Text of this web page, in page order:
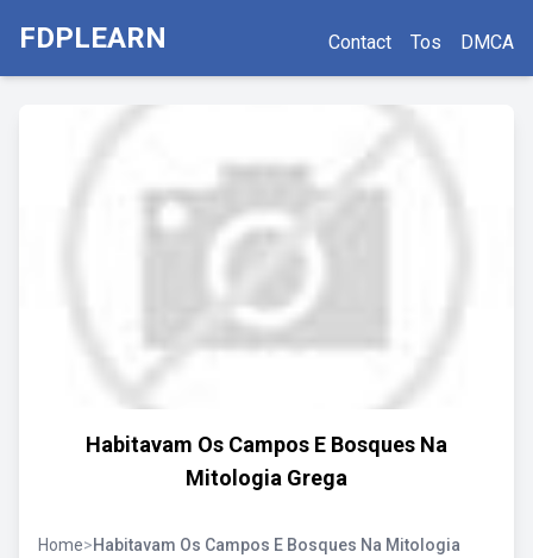
FDPLEARN Contact Tos DMCA
Habitavam Os Campos E Bosques Na
Mitologia Grega
Home>Habitavam Os Campos E Bosques Na Mitologia